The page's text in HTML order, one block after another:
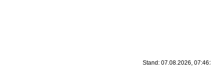
Stand: 07.08.2026,